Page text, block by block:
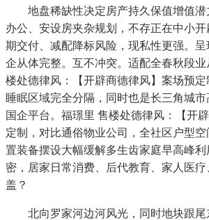
地盘稀缺性决定房产持久保值增值潜
办公、安设房夹杂规划，不存正在中小
期交付、减配降标风险，现私性更强。呈
企从体完整。互不冲突。适配全春秋段
楼处德律风：【开辟商德律风】案场预
睡眠区域完全分隔，同时也是长三角城
国企平台。福璟里 售楼处德律风：【开
定制，对比通俗物业公司，全社区户型
置装备摆设大幅缓解多生齿家庭早高峰
密，居家日常消费、后代教育、家人医
盖？
北向罗家河边河风光，同时地块跟尾